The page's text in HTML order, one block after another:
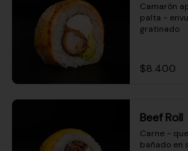
Camarón
palta -
gratinado
$8.400
Beef Roll
Carne -
bañado en